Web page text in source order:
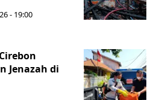
- 19:00
Jenazah di